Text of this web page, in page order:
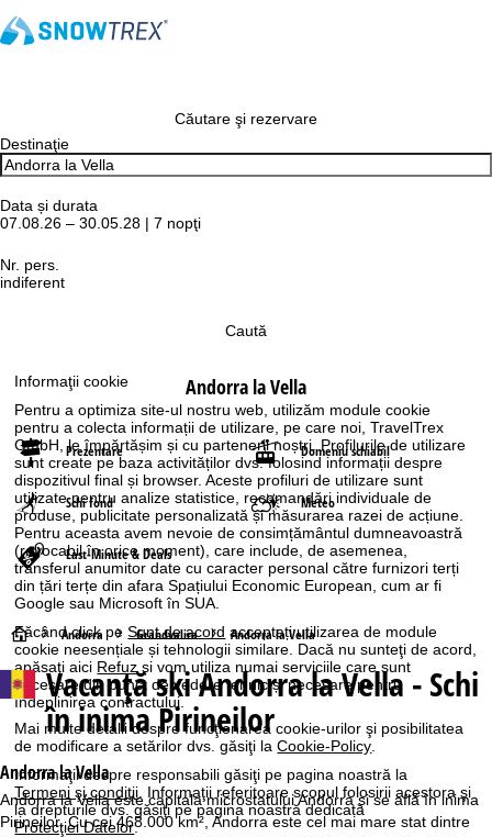
Informaţii cookie
Pentru a optimiza site-ul nostru web, utilizăm module cookie
pentru a colecta informații de utilizare, pe care noi, TravelTrex
GmbH, le împărtășim și cu partenerii noștri. Profilurile de utilizare
sunt create pe baza activităților dvs. folosind informații despre
dispozitivul final și browser. Aceste profiluri de utilizare sunt
utilizate pentru analize statistice, recomandări individuale de
produse, publicitate personalizată și măsurarea razei de acțiune.
Pentru aceasta avem nevoie de consimțământul dumneavoastră
(revocabil în orice moment), care include, de asemenea,
transferul anumitor date cu caracter personal către furnizori terți
din țări terțe din afara Spațiului Economic European, cum ar fi
Google sau Microsoft în SUA.
Făcând click peSunt de acord acceptați utilizarea de module
cookie neesențiale și tehnologii similare. Dacă nu sunteţi de acord,
apăsaţi aici Refuz și vom utiliza numai serviciile care sunt
necesare din punct de vedere tehnic și necesare pentru
îndeplinirea contractului.
Mai multe detalii despre funcţionarea cookie-urilor şi posibilitatea
de modificare a setărilor dvs. găsiţi laCookie-Policy.
Informaţii despre responsabili găsiţi pe pagina noastră la
Termeni şi condiţii. Informaţii referitoare scopul folosirii acestora şi
la drepturile dvs. găsiţi pe pagina noastră dedicată
Protecţiei Datelor.
Căutare şi rezervare
Destinaţie
Data și durata
07.08.26 – 30.05.28 | 7 nopţi
Nr. pers.
indiferent
Caută
Andorra la Vella
Prezentare Domeniu schiabil
Schi fond Meteo
Last-Minute & Deals
A
c
a
s
ă
Andorra Grandvalira Andorra la Vella
Vacanță skiAndorra la Vella - Schi
în inima Pirineilor
Andorra la Vella
Andorra la Vella este capitala microstatului Andorra și se află în inima
Pirineilor. Cu cei 468.000 km², Andorra este cel mai mare stat dintre